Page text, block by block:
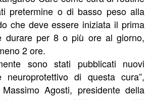
pretermine o di basso peso alla
che deve essere iniziata il prima
durare per 8 o più ore al giorno,
2 ore.
sono stati pubblicati nuovi
di questa cura”,
Agosti, presidente della